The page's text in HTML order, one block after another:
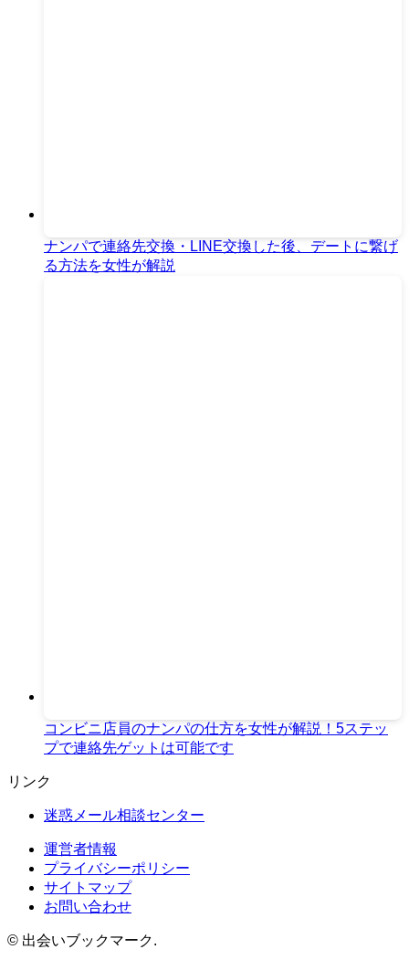
ナンパで連絡先交換・LINE交換した後、デートに繋げ
る方法を女性が解説
コンビニ店員のナンパの仕方を女性が解説！5ステッ
プで連絡先ゲットは可能です
リンク
迷惑メール相談センター
運営者情報
プライバシーポリシー
サイトマップ
お問い合わせ
© 出会いブックマーク.